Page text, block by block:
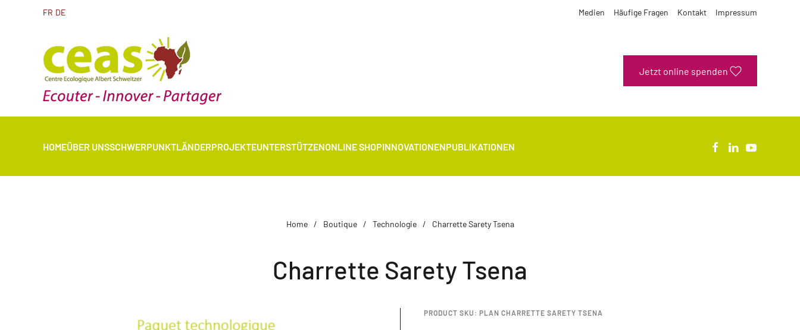
FR DE Medien Häufige Fragen Kontakt Impressum
Jetzt online spenden
HOMEÜBER UNSSCHWERPUNKTLÄNDERPROJEKTEUNTERSTÜTZENONLINE SHOPINNOVATIONENPUBLIKATIONEN
Home Boutique Technologie Charrette Sarety Tsena
Charrette Sarety Tsena
PRODUCT SKU: PLAN CHARRETTE SARETY TSENA